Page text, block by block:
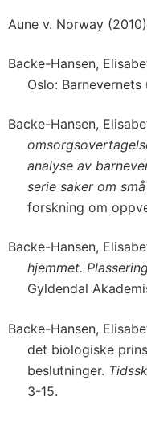
Aune v. Norway
Backe-Hansen,
Oslo:
Backe-Hansen,
analyse av
serie saker om
forskning om
Backe-Hansen,
hjemmet.
Gyldendal
Backe-Hansen,
det biologiske
beslutninger.
3-15.